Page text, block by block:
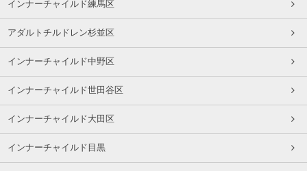
インナーチャイルド練馬区
アダルトチルドレン杉並区
インナーチャイルド中野区
インナーチャイルド世田谷区
インナーチャイルド大田区
インナーチャイルド目黒